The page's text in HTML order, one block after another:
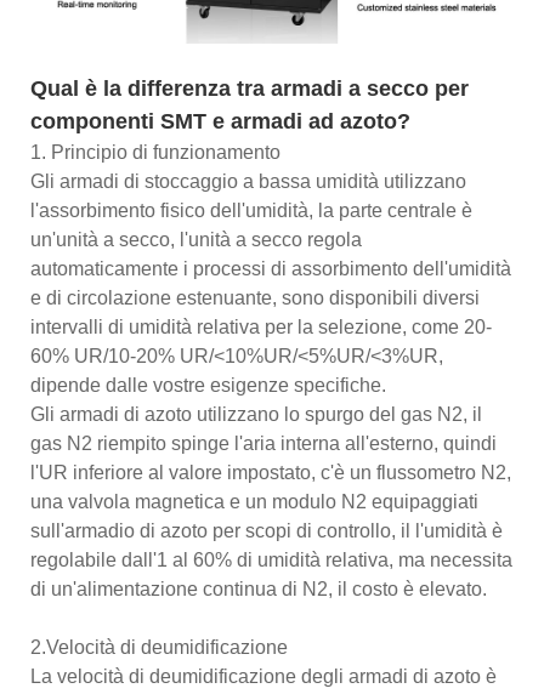
Qual è la differenza tra armadi a secco per
componenti SMT e armadi ad azoto?
1. Principio di funzionamento
Gli armadi di stoccaggio a bassa umidità utilizzano
l'assorbimento fisico dell'umidità, la parte centrale è
un'unità a secco, l'unità a secco regola
automaticamente i processi di assorbimento dell'umidità
e di circolazione estenuante, sono disponibili diversi
intervalli di umidità relativa per la selezione, come 20-
60% UR/10-20% UR/<10%UR/<5%UR/<3%UR,
dipende dalle vostre esigenze specifiche.
Gli armadi di azoto utilizzano lo spurgo del gas N2, il
gas N2 riempito spinge l'aria interna all'esterno, quindi
l'UR inferiore al valore impostato, c'è un flussometro N2,
una valvola magnetica e un modulo N2 equipaggiati
sull'armadio di azoto per scopi di controllo, il l'umidità è
regolabile dall'1 al 60% di umidità relativa, ma necessita
di un'alimentazione continua di N2, il costo è elevato.
2.Velocità di deumidificazione
La velocità di deumidificazione degli armadi di azoto è